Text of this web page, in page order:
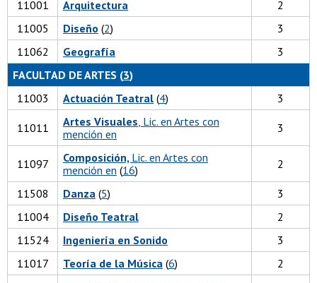
11001
Arquitectura
2
11005
Diseño (2)
3
11062
Geografía
3
FACULTAD DE ARTES (3)
11003
Actuación Teatral (4) 3
11011 Artes Visuales , Lic. en Artes con
mención en
3
11097 Composición, Lic. en Artes con
mención en (16) 2
11508 Danza (5)
3
11004
Diseño Teatral
2
11524
Ingeniería en Sonido
3
11017
Teoría de la Música (6) 2